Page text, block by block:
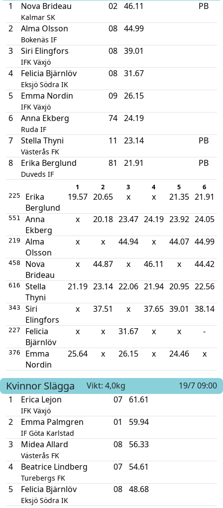
1
Nova Brideau
Kalmar SK
02 46.11 PB
2 Alma Olsson
Bokenäs IF
08 44.99
3 Siri Elingfors
IFK Växjö
08 39.01
4 Felicia Bjärnlöv
Eksjö Södra IK
08 31.67
5 Emma Nordin
IFK Växjö
09 26.15
6 Anna Ekberg
Ruda IF
74 24.19
7 Stella Thyni
Västerås FK
11 23.14 PB
8 Erika Berglund
Duveds IF
81 21.91 PB
1 2 3 4 5 6
225
Erika
Berglund
19.57 20.65 x x 21.35 21.91
551
Anna
Ekberg
x 20.18 23.47 24.19 23.92 24.05
219
Alma
Olsson
x x 44.94 x 44.07 44.99
458
Nova
Brideau
x 44.87 x 46.11 x 44.42
616
Stella
Thyni
21.19 23.14 22.06 21.94 20.95 22.56
343
Siri
Elingfors
x 37.51 x 37.65 39.01 38.14
227
Felicia
Bjärnlöv
x x 31.67 x x -
376
Emma
Nordin
25.64 x 26.15 x 24.46 x
Kvinnor Slägga Vikt: 4,0kg
19/7 09:00
1
Erica Lejon
IFK Växjö
07 61.61
2 Emma Palmgren
IF Göta Karlstad
01 59.94
3 Midea Allard
Västerås FK
08 56.33
4 Beatrice Lindberg
Turebergs FK
07 54.61
5 Felicia Bjärnlöv
Eksjö Södra IK
08 48.68